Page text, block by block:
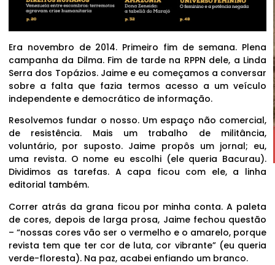
Era novembro de 2014. Primeiro fim de semana. Plena
campanha da Dilma. Fim de tarde na RPPN dele, a Linda
Serra dos Topázios. Jaime e eu começamos a conversar
sobre a falta que fazia termos acesso a um veículo
independente e democrático de informação.
Resolvemos fundar o nosso. Um espaço não comercial,
de resistência. Mais um trabalho de militância,
voluntário, por suposto. Jaime propôs um jornal; eu,
uma revista. O nome eu escolhi (ele queria Bacurau).
Dividimos as tarefas. A capa ficou com ele, a linha
editorial também.
Correr atrás da grana ficou por minha conta. A paleta
de cores, depois de larga prosa, Jaime fechou questão
– “nossas cores vão ser o vermelho e o amarelo, porque
revista tem que ter cor de luta, cor vibrante” (eu queria
verde-floresta). Na paz, acabei enfiando um branco.